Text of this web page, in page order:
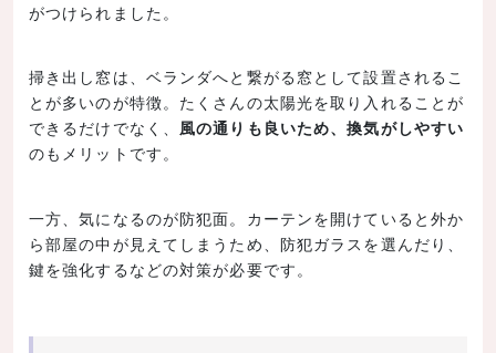
がつけられました。
掃き出し窓は、ベランダへと繋がる窓として設置されるこ
とが多いのが特徴。たくさんの太陽光を取り入れることが
できるだけでなく、 風の通りも良いため、換気がしやすい
のもメリットです。
一方、気になるのが防犯面。カーテンを開けていると外か
ら部屋の中が見えてしまうため、防犯ガラスを選んだり、
鍵を強化するなどの対策が必要です。